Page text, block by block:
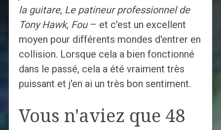
la guitare, Le patineur professionnel de
Tony Hawk, Fou– et c'est un excellent
moyen pour différents mondes d'entrer en
collision. Lorsque cela a bien fonctionné
dans le passé, cela a été vraiment très
puissant et j'en ai un très bon sentiment.
Vous n'aviez que 48